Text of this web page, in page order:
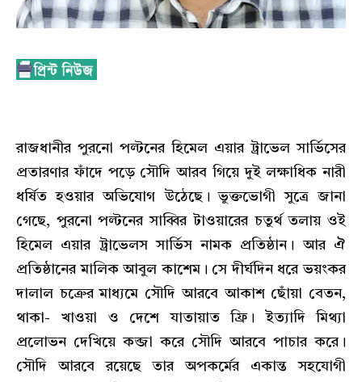
রাজধানীর পুরনো পল্টনের হিমেল এয়ার ট্রাভেল সার্ভিসের
প্রতারণার ফাঁদে পড়ে সৌদি আরব গিয়ে দুই লক্ষাধিক নারী
ধর্ষিত হওয়ার অভিযোগ উঠেছে। ভুক্তভোগী সুত্রে জানা
গেছে, পুরনো পল্টনের সাব্বির টাওয়ারের চতুর্থ তলায় ওই
হিমেল এয়ার ট্রাভেলস সার্ভিস নামক প্রতিষ্ঠান। আর ঐ
প্রতিষ্ঠানের মালিক আবুল কাশেম। সে দীর্ঘদিন ধরে ভয়ংকর
দালাল চক্রের মাধ্যমে সৌদি আরবে আকাশ ছোঁয়া বেতন,
থাকা- খাওয়া ও দেশে যাতায়াত ফ্রি। ইত্যাদি মিথ্যা
প্রলোভন দেখিয়ে কব্জা করে সৌদি আরবে পাচার করে।
সৌদি আরবে রয়েছে তার অপকর্মের একান্ত সহযোগী